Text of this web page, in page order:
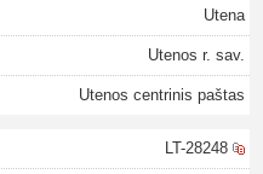
Utena
Utenos r. sav.
Utenos centrinis paštas
LT-28248